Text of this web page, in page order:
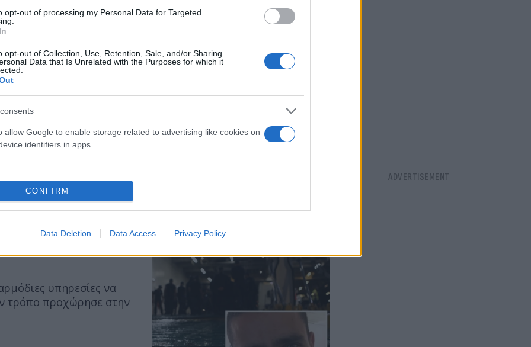
opt-out of processing my Personal Data for Targeted
opt-out of Collection, Use, Retention, Sale, and/or Sharing
Data that Is Unrelated with the Purposes for which it
allow Google to enable storage related to advertising like cookies on
identifiers in apps.
CONFIRM
Data Deletion Data Access Privacy Policy
δύο συνεχόμενα
και στις μεταφορές
σε εξέλιξη τα τελευταία
Καργιώτη στο
υπηρεσίες να
τρόπο προχώρησε στην